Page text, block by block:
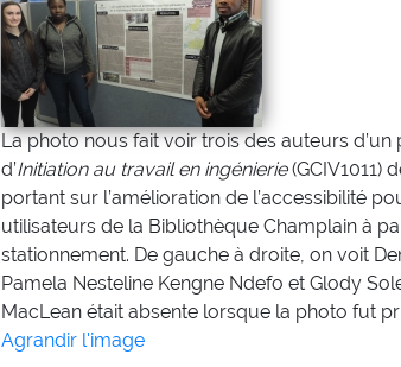
La photo nous fait voir trois des auteurs
d’Initiation au travail en ingénierie(GCIV1011)
portant sur l’amélioration de l’accessibilité
utilisateurs de la Bibliothèque Champlain à
stationnement. De gauche à droite, on voit
Pamela Nesteline Kengne Ndefo et Glody
MacLean était absente lorsque la photo fut
Agrandir l'image